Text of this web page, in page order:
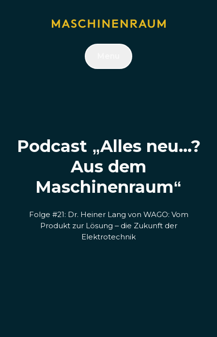
Podcast „Alles neu...?
Aus dem
Maschinenraum“
Folge #21: Dr. Heiner Lang von WAGO: Vom
Produkt zur Lösung – die Zukunft der
Elektrotechnik